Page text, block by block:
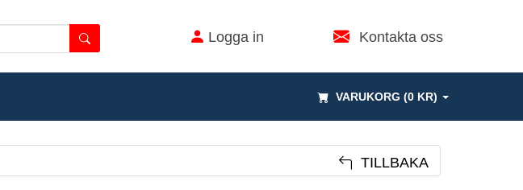
Logga in Kontakta oss
VARUKORG (0 KR)
TILLBAKA